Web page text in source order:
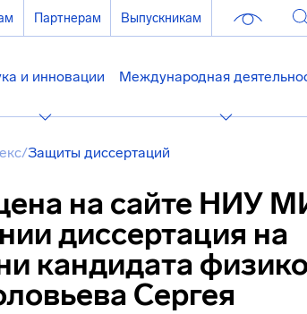
Партнерам Выпускникам
и инновации Международная
/Защиты диссертаций
на сайте НИУ
диссертация на
кандидата
Сергея